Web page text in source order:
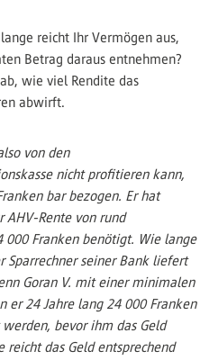
reicht Ihr Vermögen aus,
Betrag daraus entnehmen?
wie viel Rendite das
abwirft.
von den
nicht profitieren kann,
bar bezogen. Er hat
AHV-Rente von rund
000 Franken benötigt. Wie lange
Sparrechner seiner Bank liefert
Goran V. mit einer minimalen
er 24 Jahre lang 24 000 Franken
bevor ihm das Geld
reicht das Geld entsprechend